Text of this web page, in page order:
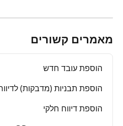
מאמרים קשורים
הוספת עובד חדש
הוספת תבניות (מדבקות)
הוספת דיווח חלקי